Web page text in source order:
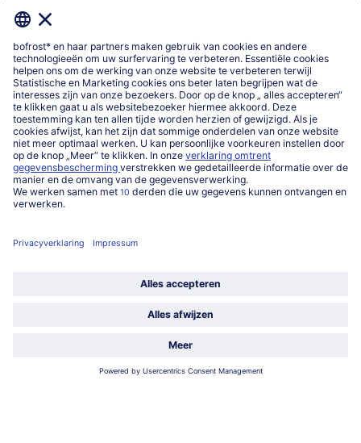
service@bofrost.be
016 98 1919
Ma-Vrij: 9u - 19u en Za.: 9u - 13u
Service
Over ons
Categorieën